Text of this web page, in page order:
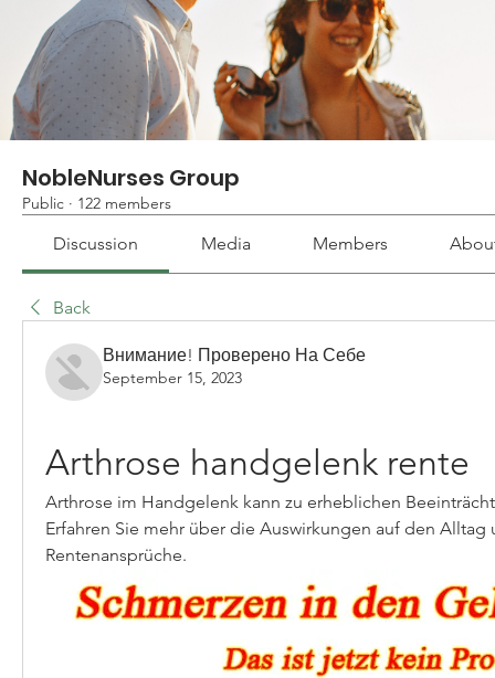
NobleNurses Group
Public · 122 members
Discussion Media Members
Back
Внимание! Проверено На Себе
September 15, 2023
Arthrose handgelenk rente
Arthrose im Handgelenk kann zu erheblichen
Erfahren Sie mehr über die Auswirkungen auf den
Rentenansprüche.